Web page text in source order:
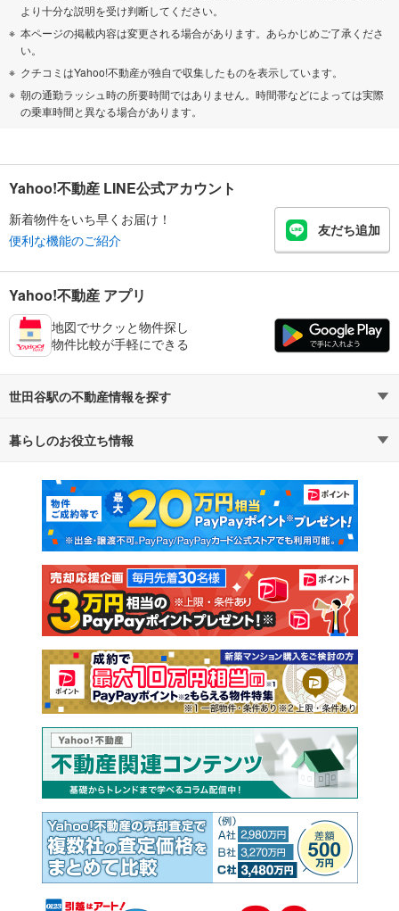
より十分な説明を受け判断してください。
本ページの掲載内容は変更される場合があります。あらかじめご了承くださ
い。
クチコミはYahoo!不動産が独自で収集したものを表示しています。
朝の通勤ラッシュ時の所要時間ではありません。時間帯などによっては実際
の乗車時間と異なる場合があります。
Yahoo!不動産 LINE公式アカウント
新着物件をいち早くお届け！
便利な機能のご紹介
友だち追加
Yahoo!不動産 アプリ
地図でサクッと物件探し
物件比較が手軽にできる
世田谷駅の不動産情報を探す
不動産・住宅
新築マンション 中古マンション
新築一戸建て 中古一戸建て
注文住宅 土地
売却査定
暮らしのお役立ち情報
マンションカタログ 教えて！住まいの先生